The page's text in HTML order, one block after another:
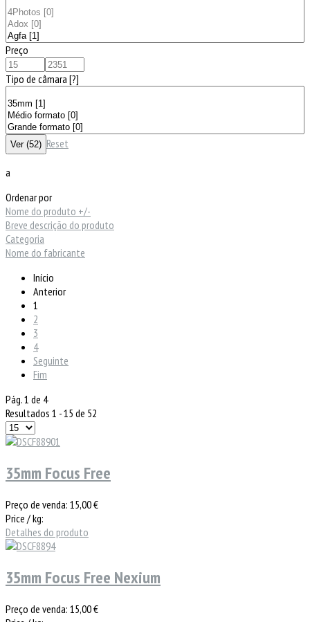
Preço
Tipo de câmara [?]
Reset
a
Ordenar por
Nome do produto +/-
Breve descrição do produto
Categoria
Nome do fabricante
Início
Anterior
1
2
3
4
Seguinte
Fim
Pág. 1 de 4
Resultados 1 - 15 de 52
35mm Focus Free
Preço de venda: 15,00 €
Price / kg:
Detalhes do produto
35mm Focus Free Nexium
Preço de venda: 15,00 €